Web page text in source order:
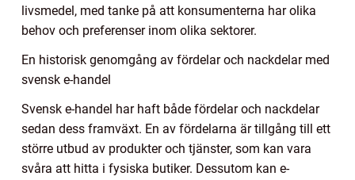
livsmedel, med tanke på att konsumenterna har olika
behov och preferenser inom olika sektorer.
En historisk genomgång av fördelar och nackdelar med
svensk e-handel
Svensk e-handel har haft både fördelar och nackdelar
sedan dess framväxt. En av fördelarna är tillgång till ett
större utbud av produkter och tjänster, som kan vara
svåra att hitta i fysiska butiker. Dessutom kan e-